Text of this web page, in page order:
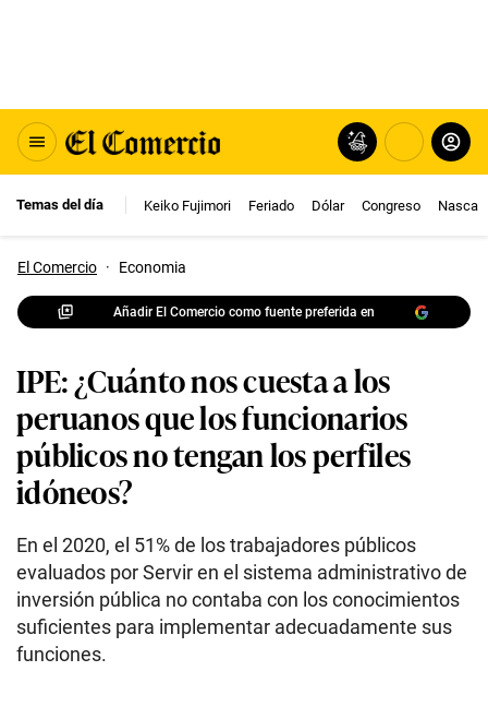
Temas del día Keiko Fujimori Feriado Dólar Congreso Nasca
El Comercio · Economia
Añadir El Comercio como fuente preferida en
IPE: ¿Cuánto nos cuesta a los
peruanos que los funcionarios
públicos no tengan los perfiles
idóneos?
En el 2020, el 51% de los trabajadores públicos
evaluados por Servir en el sistema administrativo de
inversión pública no contaba con los conocimientos
suficientes para implementar adecuadamente sus
funciones.